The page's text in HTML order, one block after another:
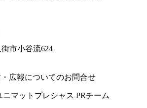
市小谷流624
・広報についてのお問合せ
ニマットプレシャス PRチーム